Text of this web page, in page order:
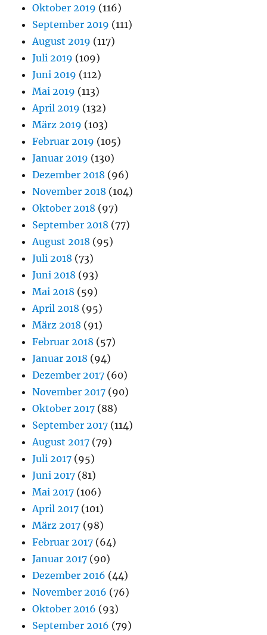
Oktober 2019 (116)
September 2019 (111)
August 2019 (117)
Juli 2019 (109)
Juni 2019 (112)
Mai 2019 (113)
April 2019 (132)
März 2019 (103)
Februar 2019 (105)
Januar 2019 (130)
Dezember 2018 (96)
November 2018 (104)
Oktober 2018 (97)
September 2018 (77)
August 2018 (95)
Juli 2018 (73)
Juni 2018 (93)
Mai 2018 (59)
April 2018 (95)
März 2018 (91)
Februar 2018 (57)
Januar 2018 (94)
Dezember 2017 (60)
November 2017 (90)
Oktober 2017 (88)
September 2017 (114)
August 2017 (79)
Juli 2017 (95)
Juni 2017 (81)
Mai 2017 (106)
April 2017 (101)
März 2017 (98)
Februar 2017 (64)
Januar 2017 (90)
Dezember 2016 (44)
November 2016 (76)
Oktober 2016 (93)
September 2016 (79)